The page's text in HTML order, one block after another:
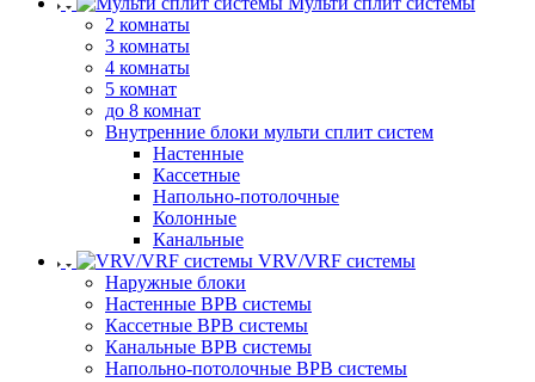
2 комнаты
3 комнаты
4 комнаты
5 комнат
до 8 комнат
Внутренние блоки мульти сплит систем
Настенные
Кассетные
Напольно-потолочные
Колонные
Канальные
VRV/VRF системы
Наружные блоки
Настенные ВРВ системы
Кассетные ВРВ системы
Канальные ВРВ системы
Напольно-потолочные ВРВ системы